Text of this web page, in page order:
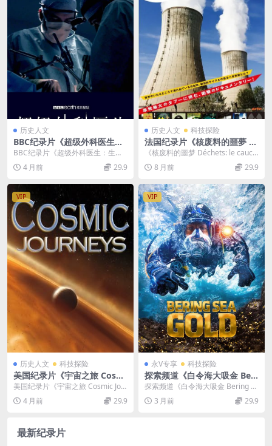
历史人文
BBC纪录片《超级外科医生：
生命的机会 Super Surgeons:
A Chance at Life 2022》全3
集 英语中英双字 无水印纯净
生
BBC纪录片《超级外科医生：生命
的机会 Super Surgeons: A Ch...
4 月前 29.9
历史人文 科技探险
法国纪录片《核废料的噩夢 D
échets: le cauchemar du n
ucléaire 2009》英语中字 公
视引进版 720P/MKV/1.73G
《核废料的噩梦 Déchets: le cauch
emar du nucléai...
8 月前 29.9
VIP
历史人文 科技探险
美国纪录片《宇宙之旅 Cosmi
c Journeys 2009》全19集 英
语中英双字 无水印纯净版 108
0P/MKV/26.3G 宇宙探索
美国纪录片《宇宙之旅 Cosmic Jou
rneys 2009》全19集资源介绍...
4 月前 29.9
VIP
永V专享 科技探险
探索频道《白令海大吸金 Beri
ng Sea Gold 2025》第16-18
季全34集 英语中英双字 官方
纯净版 1080P/MKV/143G 阿
探索频道《白令海大吸金 Bering S
ea Gold 2025》第16-18季...
3 月前 29.9
最新纪录片